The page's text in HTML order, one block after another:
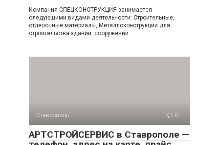
Компания СПЕЦКОНСТРУКЦИЯ занимается
следующими видами деятельности: Строительные,
отделочные материалы, Металлоконструкции для
строительства зданий, сооружений.
Ставрополь 0
АРТСТРОЙСЕРВИС в Ставрополе —